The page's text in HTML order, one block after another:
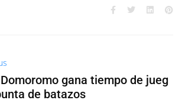
gana tiempo de jueg
de batazos